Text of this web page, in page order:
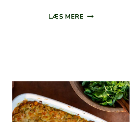
LÆS MERE MARINERET